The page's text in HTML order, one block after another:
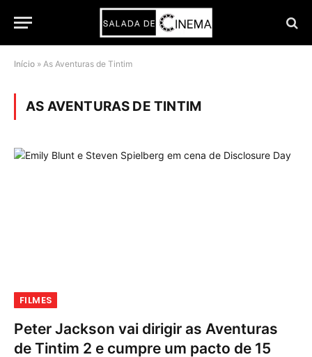
Início » As Aventuras de Tintim
AS AVENTURAS DE TINTIM
FILMES
Peter Jackson vai dirigir as Aventuras
de Tintim 2 e cumpre um pacto de 15